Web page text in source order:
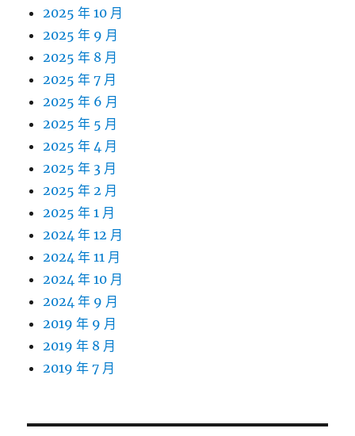
2025 年 10 月
2025 年 9 月
2025 年 8 月
2025 年 7 月
2025 年 6 月
2025 年 5 月
2025 年 4 月
2025 年 3 月
2025 年 2 月
2025 年 1 月
2024 年 12 月
2024 年 11 月
2024 年 10 月
2024 年 9 月
2019 年 9 月
2019 年 8 月
2019 年 7 月